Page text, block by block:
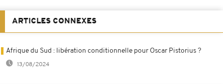
ARTICLES CONNEXES
Afrique du Sud : libération conditionnelle pour Oscar Pistorius ?
13/08/2024